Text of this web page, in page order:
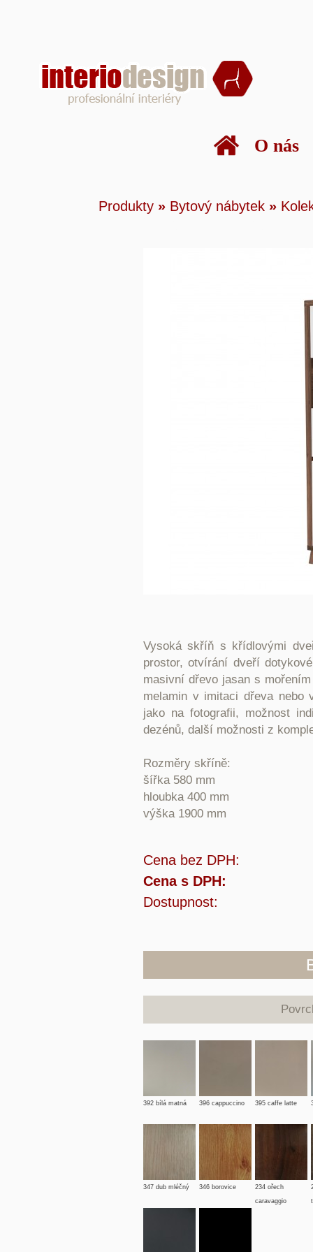
O nás
Produkty » Bytový nábytek »
Produkty » Bytový
Vysoká skříň s křídlovými
prostor, otvírání dveří
masivní dřevo jasan s
melamin v imitaci dřeva nebo
jako na fotografii, možnost
dezénů, další možnosti z
Rozměry skříně:
šířka 580 mm
hloubka 400 mm
výška 1900 mm
Cena bez DPH:
Cena s DPH:
Dostupnost:
392 bílá matná 396 cappuccino 395 caffe latte
347 dub mléčný 346 borovice
234 ořech
caravaggio